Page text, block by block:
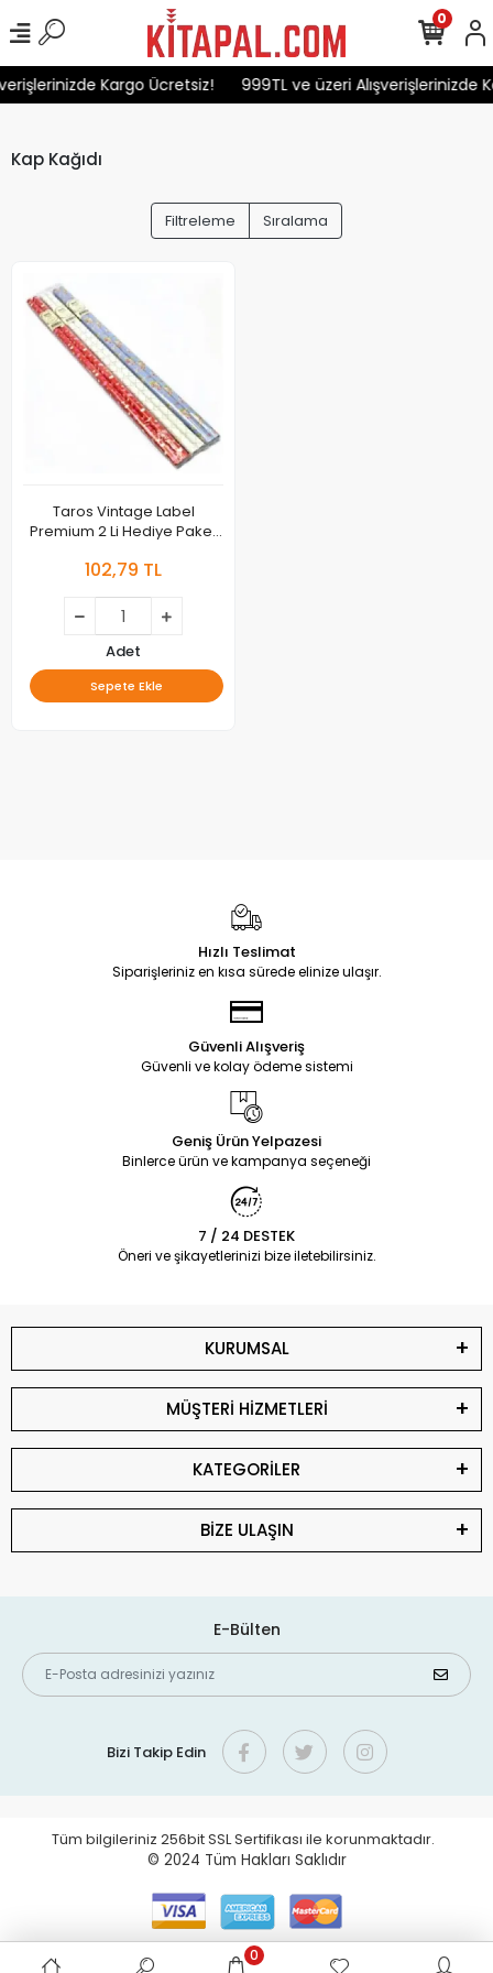
Kargo Ücretsiz! 999TL ve üzeri Alışverişlerinizde
0
Kap Kağıdı
Filtreleme Sıralama
Taros Vintage Label
Premium 2 Li Hediye Paket
102,79 TL
Adet
Sepete Ekle
Hızlı Teslimat
Siparişleriniz en kısa sürede elinize ulaşır.
Güvenli Alışveriş
Güvenli ve kolay ödeme sistemi
Geniş Ürün Yelpazesi
Binlerce ürün ve kampanya seçeneği
7 / 24 DESTEK
Öneri ve şikayetlerinizi bize iletebilirsiniz.
KURUMSAL
MÜŞTERİ HİZMETLERİ
KATEGORİLER
BİZE ULAŞIN
E-Bülten
Bizi Takip Edin
Tüm bilgileriniz 256bit SSL Sertifikası ile korunmaktadır.
© 2024 Tüm Hakları Saklıdır
0